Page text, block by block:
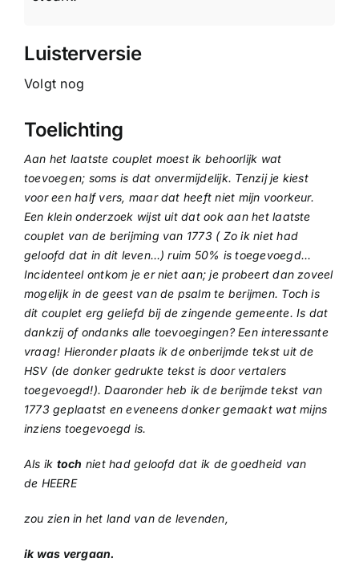
Luisterversie
Volgt nog
Toelichting
Aan het laatste couplet moest ik behoorlijk wat
toevoegen; soms is dat onvermijdelijk. Tenzij je kiest
voor een half vers, maar dat heeft niet mijn voorkeur.
Een klein onderzoek wijst uit dat ook aan het laatste
couplet van de berijming van 1773 ( Zo ik niet had
geloofd dat in dit leven…) ruim 50% is toegevoegd…
Incidenteel ontkom je er niet aan; je probeert dan zoveel
mogelijk in de geest van de psalm te berijmen. Toch is
dit couplet erg geliefd bij de zingende gemeente. Is dat
dankzij of ondanks alle toevoegingen? Een interessante
vraag! Hieronder plaats ik de onberijmde tekst uit de
HSV (de donker gedrukte tekst is door vertalers
toegevoegd!). Daaronder heb ik de berijmde tekst van
1773 geplaatst en eveneens donker gemaakt wat mijns
inziens toegevoegd is.
Als ik toch niet had geloofd dat ik de goedheid van
de HEERE
zou zien in het land van de levenden,
ik was vergaan.